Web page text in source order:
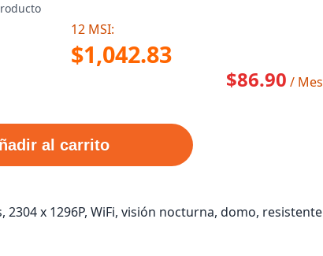
12 MSI:
$1,042.83
$86.90 / Mes
al carrito
2304 x 1296P, WiFi, visión nocturna, domo, resistente